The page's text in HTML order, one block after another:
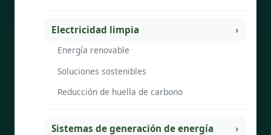
Electricidad limpia
Energía renovable
Soluciones sostenibles
Reducción de huella de carbono
Sistemas de generación de energía